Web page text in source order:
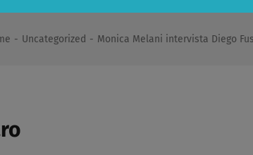
- Uncategorized - Monica Melani intervista Diego